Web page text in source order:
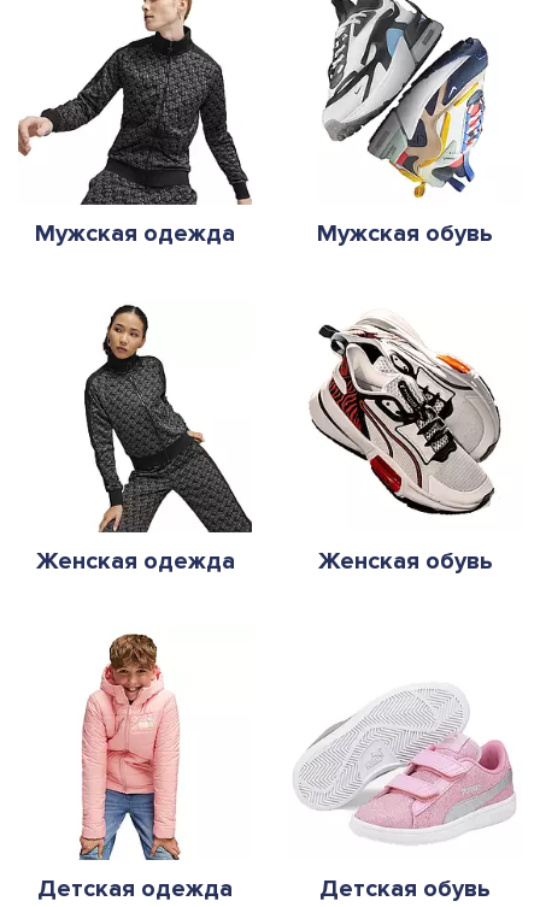
Мужская одежда Мужская обувь
Женская одежда Женская обувь
Детская одежда Детская обувь